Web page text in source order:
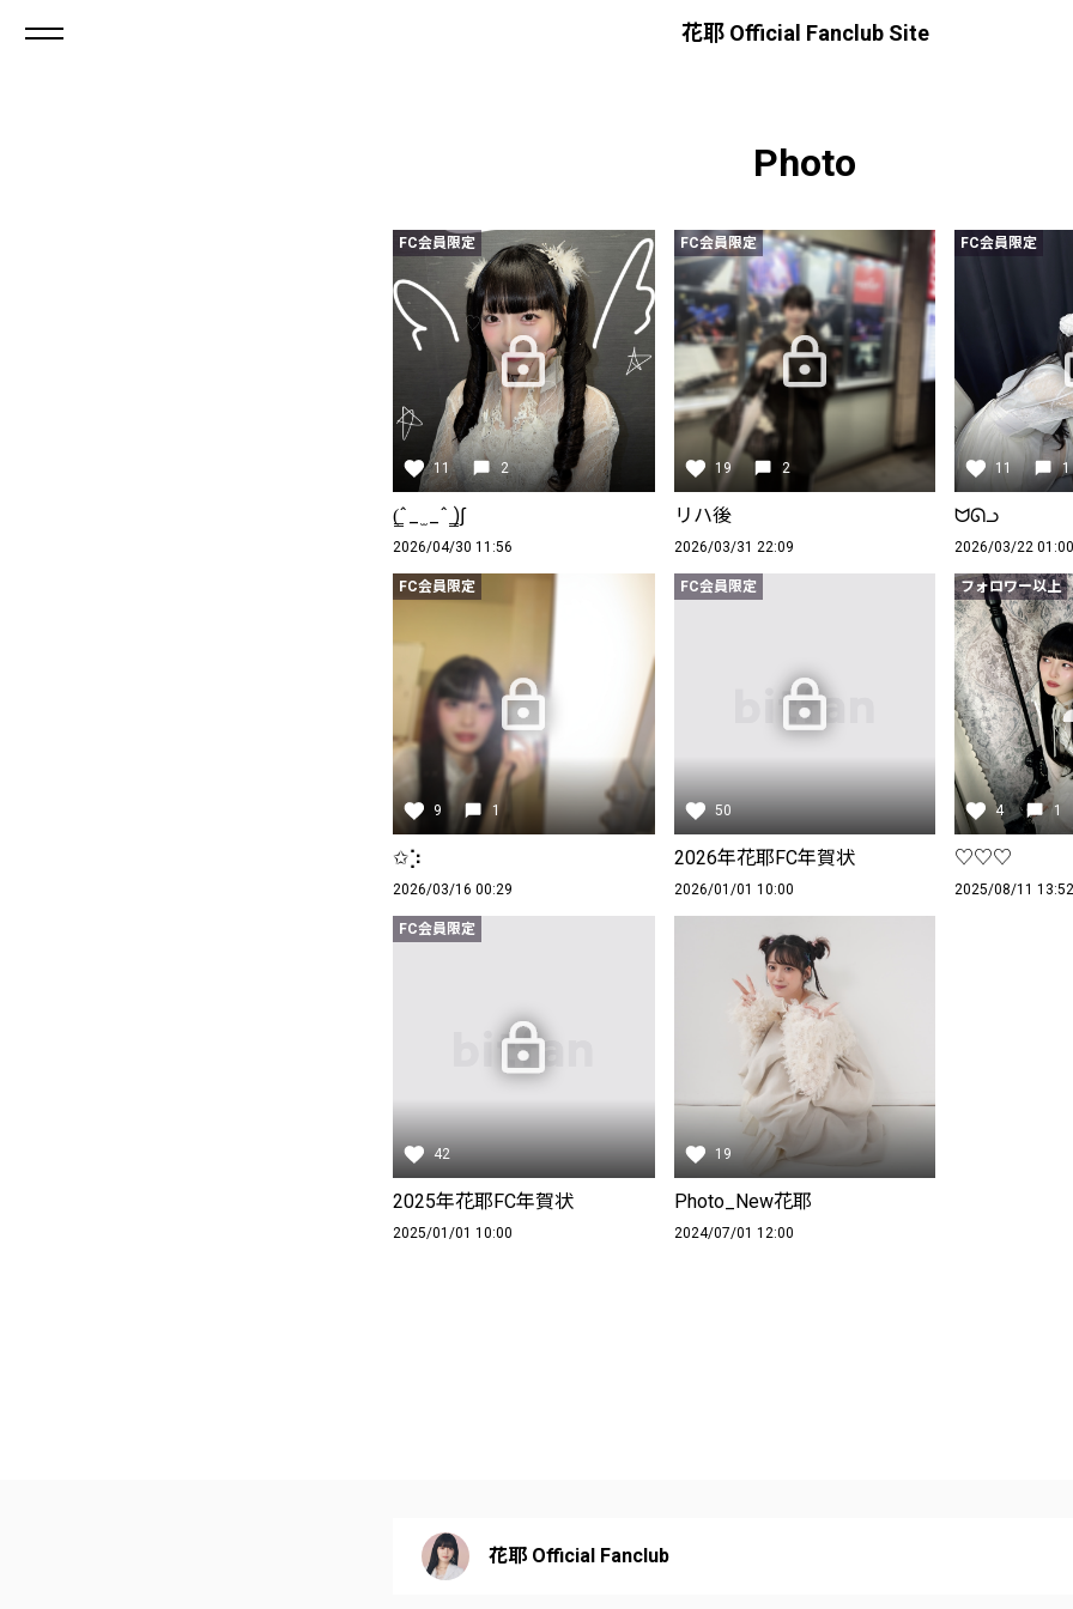
花耶 Official Fanclub Site
Photo
FC会員限定
11 2
(̳ˆ_ ̫ _ˆ ̳)∫
2026/04/30 11:56
FC会員限定
19 2
リハ後
2026/03/31 22:09
FC会員限定
11 1
ᗢᘏᓗ
2026/03/22
FC会員限定
9 1
✩⡱
2026/03/16 00:29
FC会員限定
50
2026年花耶FC年賀状
2026/01/01 10:00
フォロワー以上
4 1
♡♡♡
2025/08/11
FC会員限定
42
2025年花耶FC年賀状
2025/01/01 10:00
19
Photo_New花耶
2024/07/01 12:00
花耶 Official Fanclub